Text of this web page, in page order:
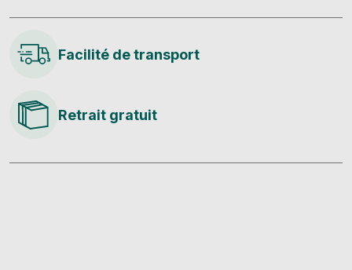
Facilité de transport
Retrait gratuit